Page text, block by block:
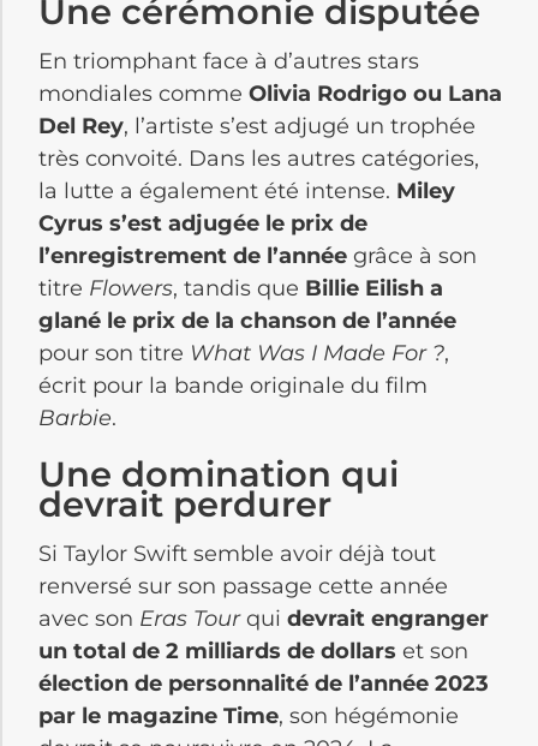
Une cérémonie disputée
En triomphant face à d’autres stars
mondiales comme Olivia Rodrigo ou Lana
Del Rey, l’artiste s’est adjugé un trophée
très convoité. Dans les autres catégories,
la lutte a également été intense. Miley
Cyrus s’est adjugée le prix de
l’enregistrement de l’année grâce à son
titre Flowers, tandis que Billie Eilish a
glané le prix de la chanson de l’année
pour son titre What Was I Made For ?,
écrit pour la bande originale du film
Barbie.
Une domination qui
devrait perdurer
Si Taylor Swift semble avoir déjà tout
renversé sur son passage cette année
avec son Eras Tourqui devrait engranger
un total de 2 milliards de dollars et son
élection de personnalité de l’année 2023
par le magazine Time, son hégémonie